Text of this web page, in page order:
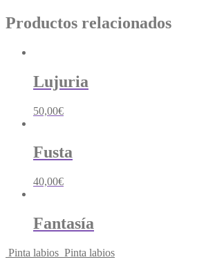
Productos relacionados
Lujuria
50,00€
Fusta
40,00€
Fantasía
Pinta labios Pinta labios